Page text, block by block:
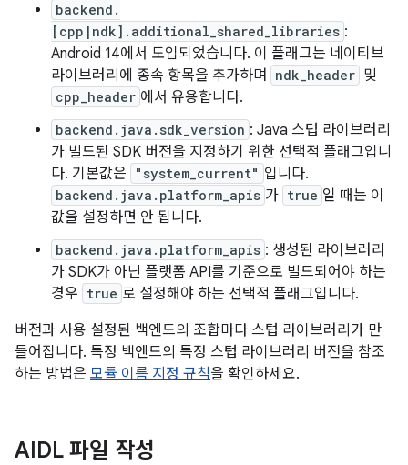
backend.
[cpp|ndk].additional_shared_libraries :
Android 14에서 도입되었습니다. 이 플래그는 네이티브
라이브러리에 종속 항목을 추가하며
ndk_header 및
cpp_header 에서 유용합니다.
backend.java.sdk_version : Java 스텁 라이브러리
가 빌드된 SDK 버전을 지정하기 위한 선택적 플래그입니
다. 기본값은
"system_current" 입니다.
backend.java.platform_apis 가 true 일 때는 이
값을 설정하면 안 됩니다.
backend.java.platform_apis : 생성된 라이브러리
가 SDK가 아닌 플랫폼 API를 기준으로 빌드되어야 하는
경우 true 로 설정해야 하는 선택적 플래그입니다.
버전과 사용 설정된 백엔드의 조합마다 스텁 라이브러리가 만
들어집니다. 특정 백엔드의 특정 스텁 라이브러리 버전을 참조
하는 방법은 모듈 이름 지정 규칙을 확인하세요.
AIDL 파일 작성